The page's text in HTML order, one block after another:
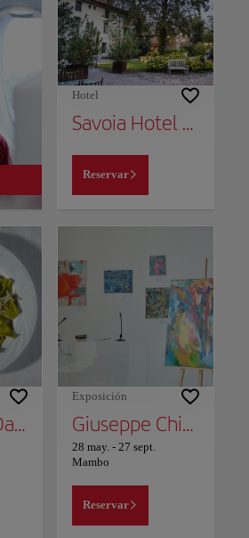
Hotel
Savoia Hotel Country House Bologna
Reservar
Ristorante Da Cesari
Exposición
Giuseppe Chiari 1926-2026 - Partitura para un museo (Score for a Museum) | MAMbo
28 may. - 27 sept.
Mambo
Reservar